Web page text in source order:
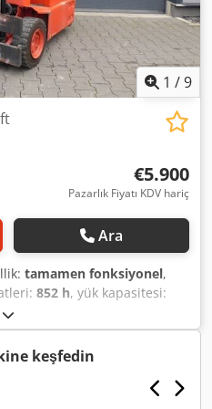
1 /9
€5.900
Pazarlık Fiyatı KDV hariç
Ara
tamamen fonksiyonel,
852 h, yük kapasitesi:
2.790 mm
, direk tipi:simpleks, inşaat
Elektro, Elektrikli 4
ISO Sınıfı: ISO Sınıf 2 =
Durum: Kullanıma
keşfedin